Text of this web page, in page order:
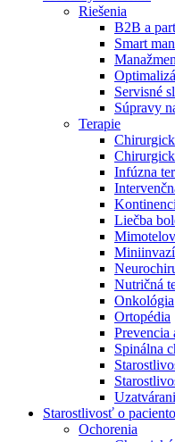
Nájdite si prácu u nás​
KontaktRiešenia
B2B a
Smart
Servisné
Súpravy
Terapie
Infúzna
Liečba
Nutričná
Onkológia
Ortopédia
Spinálna
Starostlivosť o
Ochorenia